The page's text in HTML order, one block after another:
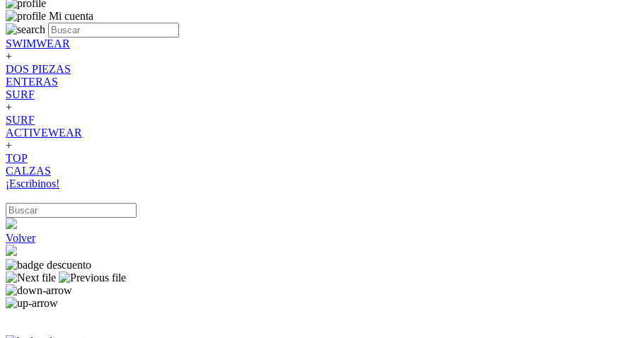
Mi cuenta
SWIMWEAR
+
DOS PIEZAS
ENTERAS
SURF
+
SURF
ACTIVEWEAR
+
TOP
CALZAS
¡Escribinos!
Volver